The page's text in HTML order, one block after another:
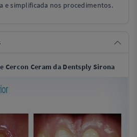
e simplificada nos procedimentos.
Cercon Ceramda Dentsply Sirona